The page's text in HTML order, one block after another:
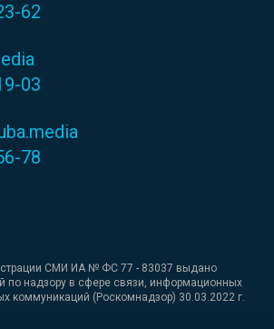
62
03
78
СМИ ИА № ФС 77 - 83037 выдано
по надзору в сфере связи, информационных
коммуникаций (Роскомнадзор) 30.03.2022 г.